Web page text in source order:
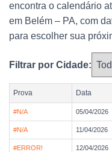
encontra o calendário
em Belém – PA, com
para escolher sua
Filtrar por Cidade:
Prova Data
#N/A 05/04/2026
#N/A 11/04/2026
#ERROR! 12/04/2026